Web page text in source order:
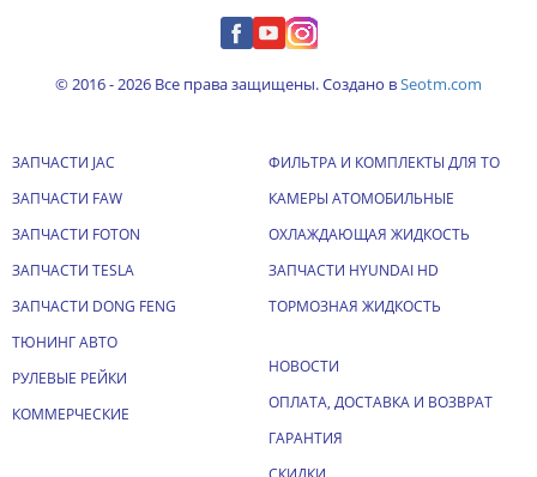
© 2016 - 2026 Все права защищены. Создано вSeotm.com
ЗАПЧАСТИ JAC
ЗАПЧАСТИ FAW
ЗАПЧАСТИ FOTON
ЗАПЧАСТИ TESLA
ЗАПЧАСТИ DONG FENG
ТЮНИНГ АВТО
РУЛЕВЫЕ РЕЙКИ
КОММЕРЧЕСКИЕ
ФИЛЬТРА И КОМПЛЕКТЫ ДЛЯ ТО
КАМЕРЫ АТОМОБИЛЬНЫЕ
ОХЛАЖДАЮЩАЯ ЖИДКОСТЬ
ЗАПЧАСТИ HYUNDAI HD
ТОРМОЗНАЯ ЖИДКОСТЬ
НОВОСТИ
ОПЛАТА, ДОСТАВКА И ВОЗВРАТ
ГАРАНТИЯ